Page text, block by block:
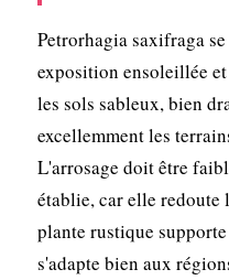
Petrorhagia saxifraga
exposition ensoleillée
les sols sableux, bien
excellemment les
L'arrosage doit être
établie, car elle redoute
plante rustique
s'adapte bien aux